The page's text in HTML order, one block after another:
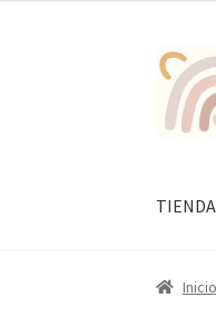
Ir
la
Ir
al
TIENDA
Inicio